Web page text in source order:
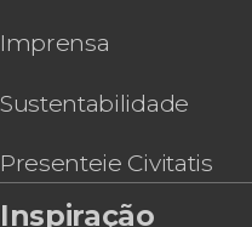
Excursão à Vinícola
Estação de esqui
Excursão à estação
Imprensa
Sustentabilidade
Presenteie Civitatis
Inspiração